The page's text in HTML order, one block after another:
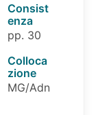
Consist
enza
pp. 30
Colloca
zione
MG/Adn